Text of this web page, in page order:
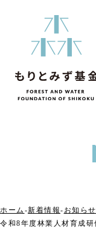
ホーム 新着情報
お知らせ
令和8年度林業人材育成